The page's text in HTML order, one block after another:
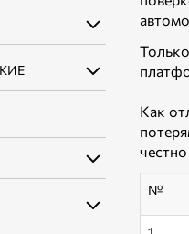
ФАСОВКИ
ОТКРЫТЫЕ
ФАСОВКИ
МЕШКИ ДО 10
МЕШКИ ДО 50
ДЕЙСТВИЯ
ДЕЙСТВИЯ
ТИПА
Как
№